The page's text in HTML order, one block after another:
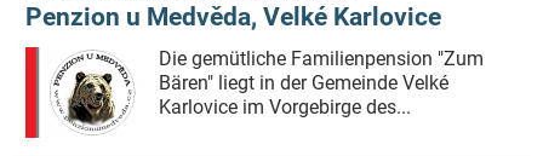
Penzion u Medvěda, Velké Karlovice
Die gemütliche Familienpension "Zum
Bären" liegt in der Gemeinde Velké
Karlovice im Vorgebirge des...